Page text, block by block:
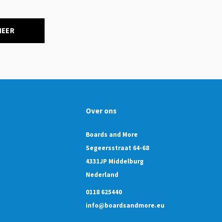
Over ons
Boards and More
Segeersstraat 64-68
4331JP Middelburg
Nederland
0118 625440
info@boardsandmore.eu